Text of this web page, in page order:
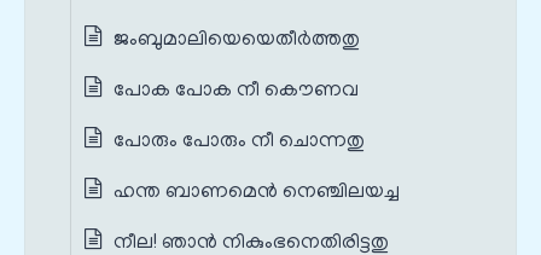
ജംബുമാലിയെയെതീര്‍ത്തതു
പോക പോക നീ കൌണവ
പോരും പോരും നീ ചൊന്നതു
ഹന്ത ബാണമെൻ നെഞ്ചിലയച്ച
നീല! ഞാന്‍ നികുംഭനെതിരിട്ടതു